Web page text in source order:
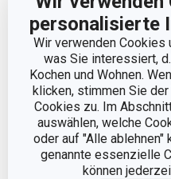
personalisierte
Wir verwenden Cookies
was Sie interessiert,
Kochen und Wohnen.
klicken, stimmen Sie
Cookies zu. Im
auswählen, welche
oder auf "Alle
genannte essenzielle
können
Trockenmittelverschluss
4FOOD
23,90 €
Auf Lager
Warenkorb